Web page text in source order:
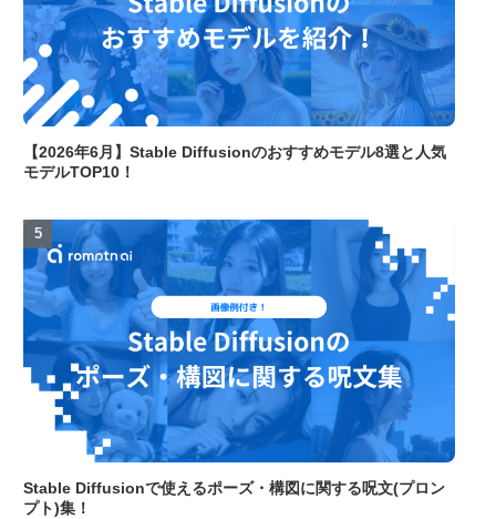
【2026年6月】Stable Diffusionのおすすめモデル8選と人気
モデルTOP10！
Stable Diffusionで使えるポーズ・構図に関する呪文(プロン
プト)集！